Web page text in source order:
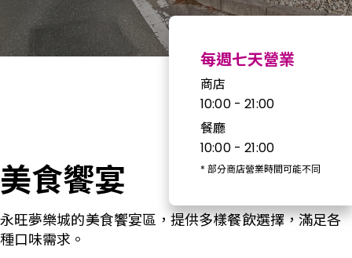
每週七天營業
商店
10:00 - 21:00
餐廳
10:00 - 21:00
* 部分商店營業時間可能不同
美食饗宴
永旺夢樂城的美食饗宴區，提供多樣餐飲選擇，滿足各
種口味需求。